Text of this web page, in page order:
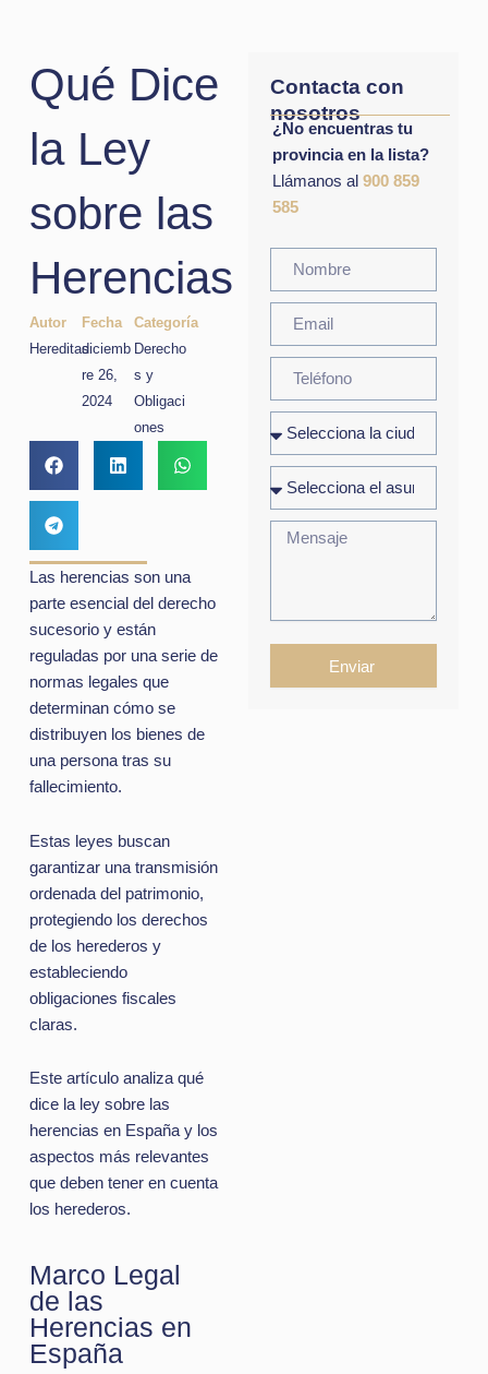
Qué Dice
la Ley
sobre las
Herencias
Autor
Hereditas
Fecha
diciemb
re 26,
2024
Categoría
Derecho
s y
Obligaci
ones
Las herencias son una
parte esencial del derecho
sucesorio y están
reguladas por una serie de
normas legales que
determinan cómo se
distribuyen los bienes de
una persona tras su
fallecimiento.
Estas leyes buscan
garantizar una transmisión
ordenada del patrimonio,
protegiendo los derechos
de los herederos y
estableciendo
obligaciones fiscales
claras.
Este artículo analiza qué
dice la ley sobre las
herencias en España y los
aspectos más relevantes
que deben tener en cuenta
los herederos.
Marco Legal
de las
Herencias en
España
Contacta con
nosotros
¿No encuentras tu
provincia en la lista?
Llámanos al 900 859
585
Enviar